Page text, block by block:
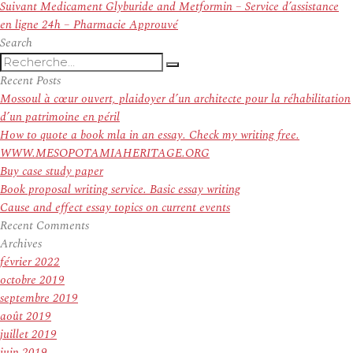
l’article
SuivantArticle
suivant :
Medicament Glyburide and Metformin – Service d’assistance
en ligne 24h – Pharmacie Approuvé
Search
Recherche
pour
:
Recherche
Recent Posts
Mossoul à cœur ouvert, plaidoyer d’un architecte pour la réhabilitation
d’un patrimoine en péril
How to quote a book mla in an essay. Check my writing free.
WWW.MESOPOTAMIAHERITAGE.ORG
Buy case study paper
Book proposal writing service. Basic essay writing
Cause and effect essay topics on current events
Recent Comments
Archives
février 2022
octobre 2019
septembre 2019
août 2019
juillet 2019